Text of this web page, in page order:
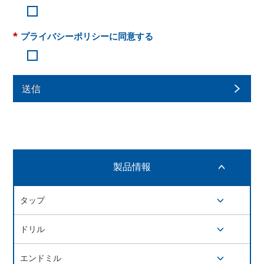
* プライバシーポリシーに同意する
送信
製品情報
タップ
ドリル
エンドミル